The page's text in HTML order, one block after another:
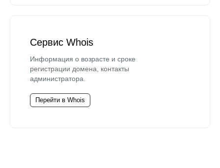
Сервис Whois
Информация о возрасте и сроке
регистрации домена, контакты
администратора.
Перейти в Whois